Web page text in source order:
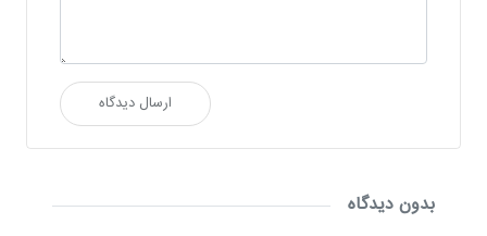
ارسال دیدگاه
بدون دیدگاه